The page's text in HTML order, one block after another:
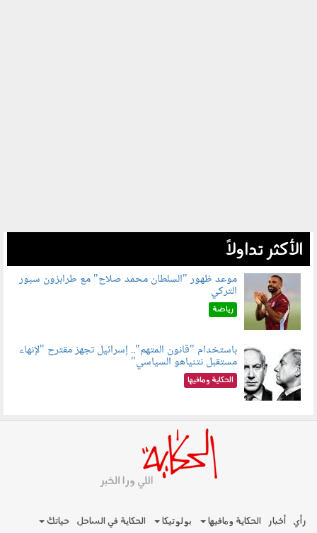
الأكثر تداولاً
090802.jpg
موعد ظهور "السلطان محمد صلاح" مع طرابزون سبور
التركي
رياضة
090801.jpg
باستخدام "قانون المتهم".. إسرائيل تجهز مقترح "لإنهاء
مستقبل نتنياهو السياسي"
الحكاية ومافيها
رأي أخبار الحكاية ومافيها بولوتيكا الحكاية في الساحل حياتك